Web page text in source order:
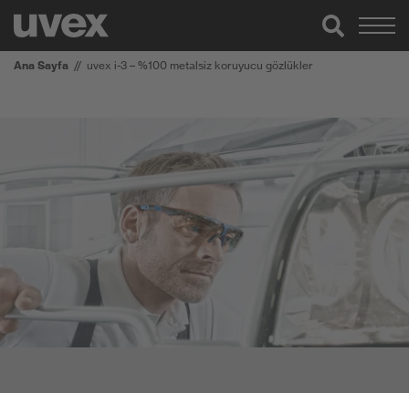
Ana Sayfa uvex i-3 – %100 metalsiz koruyucu gözlükler